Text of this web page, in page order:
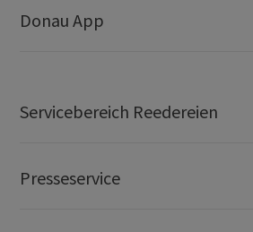
Donau App
Servicebereich Reedereien
Presseservice